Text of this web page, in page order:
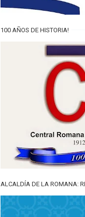
100 AÑOS DE HISTORIA!
ALCALDÍA DE LA ROMANA: